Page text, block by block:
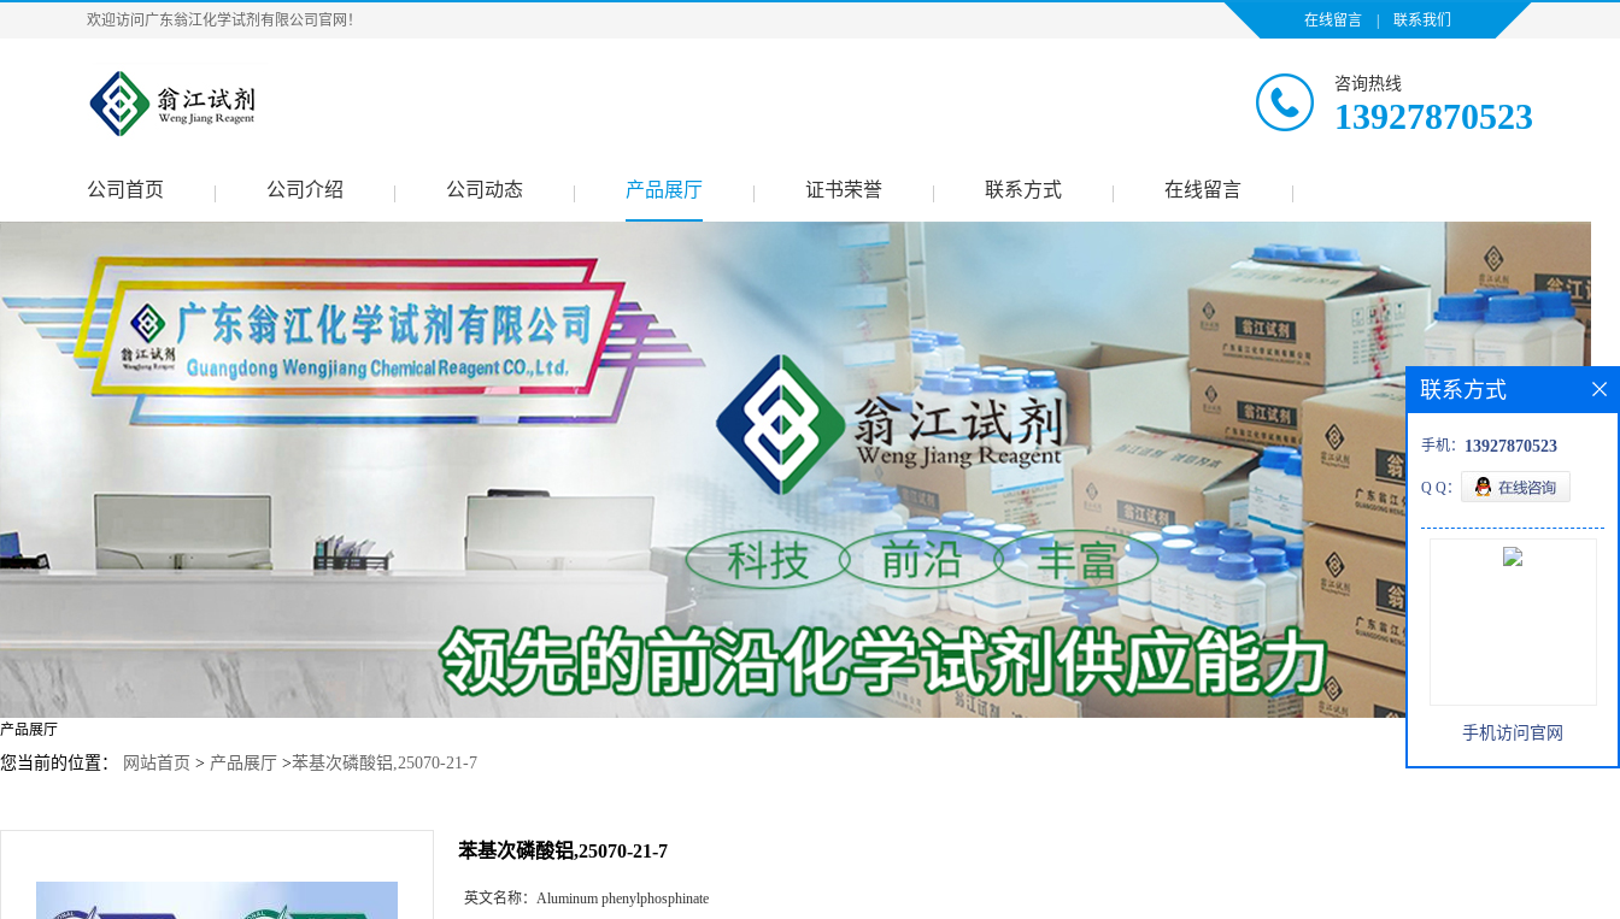
欢迎访问广东翁江化学试剂有限公司官网！ 在线留言 联系我们
咨询热线
13927870523
公司首页 公司介绍 公司动态 产品展厅 证书荣誉 联系方式 在线留言
产品展厅
您当前的位置： 网站首页 > 产品展厅 >苯基次磷酸铝,25070-21-7
苯基次磷酸铝,25070-21-7
英文名称： Aluminum phenylphosphinate
联系方式
手机： 13927870523
Q Q：
手机访问官网